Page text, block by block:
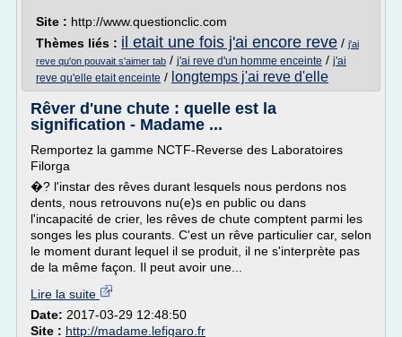
Site : http://www.questionclic.com
Thèmes liés : il etait une fois j'ai encore reve / j'ai
reve qu'on pouvait s'aimer tab / j'ai reve d'un homme enceinte / j'ai
reve qu'elle etait enceinte / longtemps j'ai reve d'elle
Rêver d'une chute : quelle est la
signification - Madame ...
Remportez la gamme NCTF-Reverse des Laboratoires
Filorga
�? l'instar des rêves durant lesquels nous perdons nos
dents, nous retrouvons nu(e)s en public ou dans
l'incapacité de crier, les rêves de chute comptent parmi les
songes les plus courants. C'est un rêve particulier car, selon
le moment durant lequel il se produit, il ne s'interprète pas
de la même façon. Il peut avoir une...
Lire la suite
Date: 2017-03-29 12:48:50
Site : http://madame.lefigaro.fr